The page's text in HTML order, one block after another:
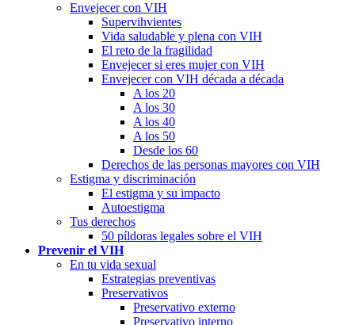
Envejecer con VIH
Supervihvientes
Vida saludable y plena con VIH
El reto de la fragilidad
Envejecer si eres mujer con VIH
Envejecer con VIH década a década
A los 20
A los 30
A los 40
A los 50
Desde los 60
Derechos de las personas mayores con VIH
Estigma y discriminación
El estigma y su impacto
Autoestigma
Tus derechos
50 píldoras legales sobre el VIH
Prevenir el VIH
En tu vida sexual
Estrategias preventivas
Preservativos
Preservativo externo
Preservativo interno